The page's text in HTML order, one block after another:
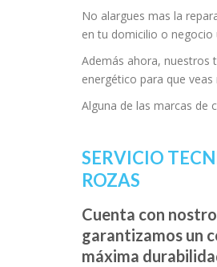
No alargues mas la
en tu domicilio o negocio
Además ahora, nuestros
energético para que
Alguna de las marcas de
SERVICIO
ROZAS
Cuenta con
garantizamos un
máxima